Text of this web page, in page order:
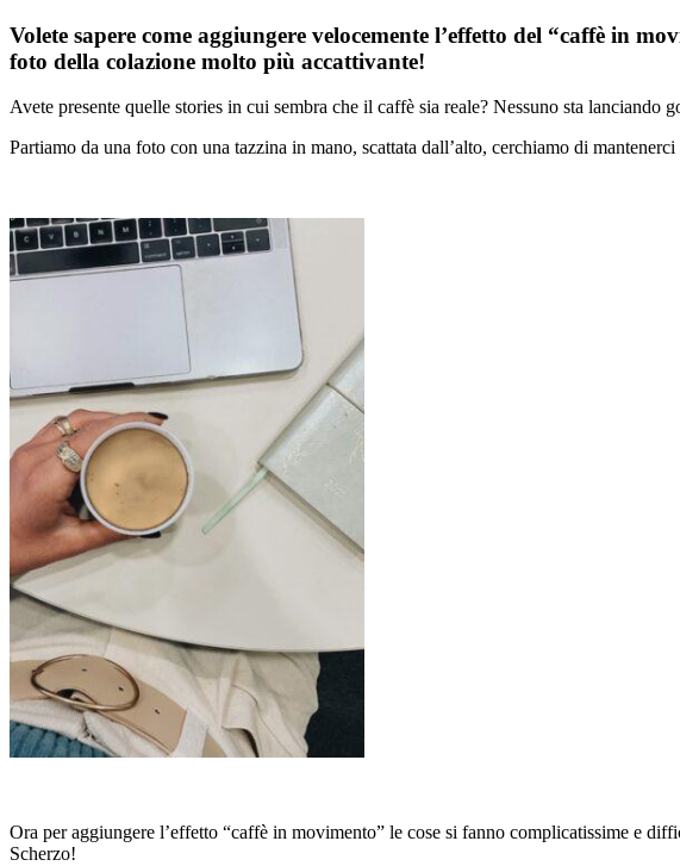
Volete sapere come aggiungere velocemente l’effetto del “caffè in
foto della colazione molto più accattivante!
Avete presente quelle stories in cui sembra che il caffè sia reale? Nessuno sta
Partiamo da una foto con una tazzina in mano, scattata dall’alto, cerchiamo di
Ora per aggiungere l’effetto “caffè in movimento” le cose si fanno complicatissime e
Scherzo!